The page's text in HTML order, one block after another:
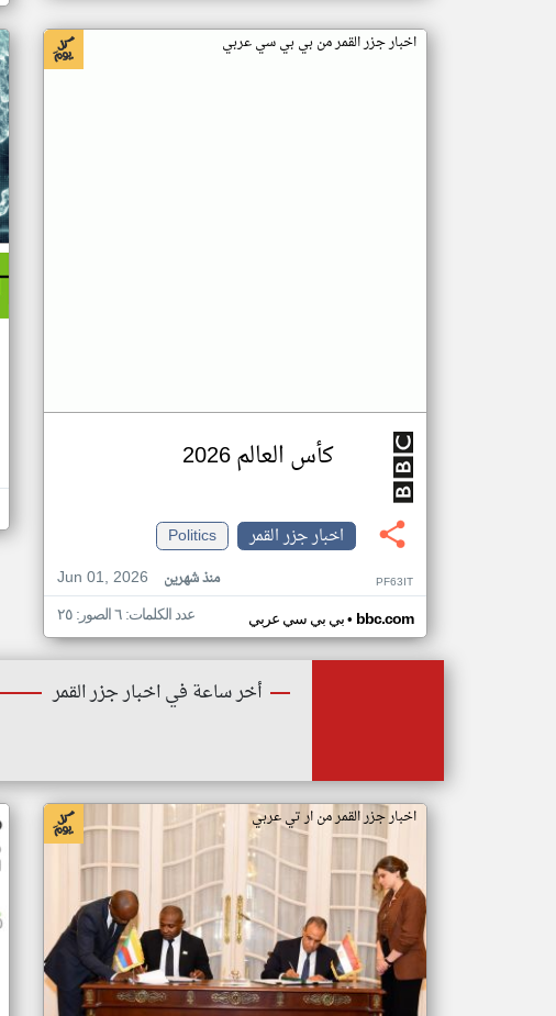
اخبار جزر القمر من بي بي سي عربي
كأس العالم 2026
اخبار جزر القمر
Politics
Jun 01, 2026
منذ شهرين PF63IT
بي بي سي عربي• bbc.com عدد الكلمات: ٦ الصور: ٢٥
أخر ساعة في اخبار جزر القمر
اخبار جزر القمر من ار تي عربي